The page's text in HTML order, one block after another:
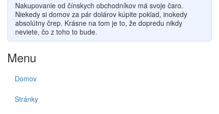
Nakupovanie od čínskych obchodníkov má svoje čaro.
Niekedy si domov za pár dolárov kúpite poklad, inokedy
absolútny črep. Krásne na tom je to, že dopredu nikdy
neviete, čo z toho to bude.
Menu
Domov
Stránky